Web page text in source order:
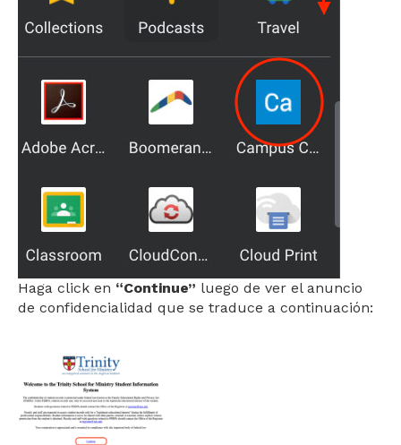
Haga click en “Continue” luego de ver el anuncio
de confidencialidad que se traduce a continuación: